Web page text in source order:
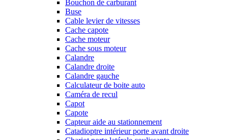
Bouchon de carburant
Buse
Cable levier de vitesses
Cache capote
Cache moteur
Cache sous moteur
Calandre
Calandre droite
Calandre gauche
Calculateur de boite auto
Caméra de recul
Capot
Capote
Capteur aide au stationnement
Catadioptre intérieur porte avant droite